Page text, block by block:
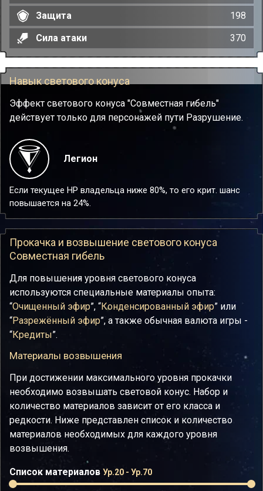
Защита
198
Сила атаки
370
Навык светового конуса
Эффект светового конуса "Совместная гибель"
действует только для персонажей пути Разрушение.
Легион
Если текущее НР владельца ниже 80%, то его крит. шанс
повышается на 24%.
Прокачка и возвышение светового конуса
Совместная гибель
Для повышения уровня светового конуса
используются специальные материалы опыта:
“Очищенный эфир”, “Конденсированный эфир” или
“Разрежённый эфир”, а также обычная валюта игры -
“Кредиты”.
Материалы возвышения
При достижении максимального уровня прокачки
необходимо возвышать световой конус. Набор и
количество материалов зависит от его класса и
редкости. Ниже представлен список и количество
материалов необходимых для каждого уровня
возвышения.
Список материалов Ур.20 - Ур.70